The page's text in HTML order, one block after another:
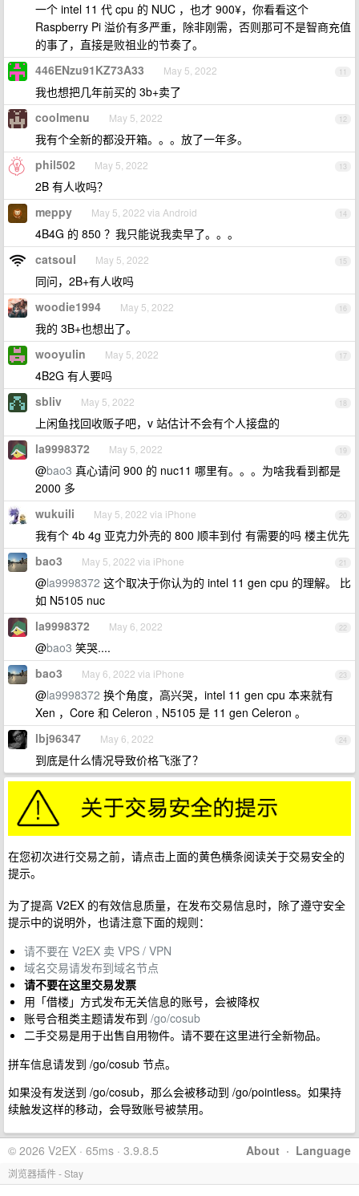
一个 intel 11 代 cpu 的 NUC ，也才 900¥，你看看这个
Raspberry Pi 溢价有多严重，除非刚需，否则那可不是智商充值
的事了，直接是败祖业的节奏了。
11
446ENzu91KZ73A33 May 5, 2022
我也想把几年前买的 3b+卖了
12
coolmenu May 5, 2022
我有个全新的都没开箱。。。放了一年多。
13
phil502 May 5, 2022
2B 有人收吗？
14
meppy May 5, 2022 via Android
4B4G 的 850 ？我只能说我卖早了。。。
15
catsoul May 5, 2022
同问，2B+有人收吗
16
woodie1994 May 5, 2022
我的 3B+也想出了。
17
wooyulin May 5, 2022
4B2G 有人要吗
18
sbliv May 5, 2022
上闲鱼找回收贩子吧，v 站估计不会有个人接盘的
19
la9998372 May 5, 2022
@bao3 真心请问 900 的 nuc11 哪里有。。。为啥我看到都是
2000 多
20
wukuili May 5, 2022 via iPhone
我有个 4b 4g 亚克力外壳的 800 顺丰到付 有需要的吗 楼主优先
21
bao3 May 5, 2022 via iPhone
@la9998372 这个取决于你认为的 intel 11 gen cpu 的理解。 比
如 N5105 nuc
22
la9998372 May 6, 2022
@bao3 笑哭....
23
bao3 May 6, 2022 via iPhone
@la9998372 换个角度，高兴哭，intel 11 gen cpu 本来就有
Xen ，Core 和 Celeron , N5105 是 11 gen Celeron 。
24
lbj96347 May 6, 2022
到底是什么情况导致价格飞涨了？
在您初次进行交易之前，请点击上面的黄色横条阅读关于交易安全的
提示。
为了提高 V2EX 的有效信息质量，在发布交易信息时，除了遵守安全
提示中的说明外，也请注意下面的规则：
请不要在 V2EX 卖 VPS / VPN
域名交易请发布到域名节点
请不要在这里交易发票
用「借楼」方式发布无关信息的账号，会被降权
账号合租类主题请发布到 /go/cosub
二手交易是用于出售自用物件。请不要在这里进行全新物品。
拼车信息请发到 /go/cosub 节点。
如果没有发送到 /go/cosub，那么会被移动到 /go/pointless。如果持
续触发这样的移动，会导致账号被禁用。
About · Language
© 2026 V2EX · 65ms · 3.9.8.5
浏览器插件 - Stay